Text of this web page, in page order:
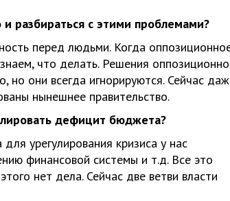
разбираться с этими проблемами?
перед людьми. Когда
что делать. Решения
но они всегда игнорируются. Сейчас
нынешнее правительство.
дефицит бюджета?
урегулирования кризиса у нас
финансовой системы и т.д. Все это
нет дела. Сейчас две ветви власти